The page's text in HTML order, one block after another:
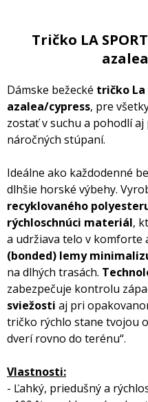
Tričko LA
Dámske bežecké tričko La
azalea/cypress, pre
zostať v suchu a pohodlí
náročných stúpaní.
Ideálne ako každodenné
dlhšie horské výbehy.
recyklovaného
rýchloschnúci materiál,
a udržiava telo v komforte
(bonded) lemy
na dlhých trasách.
zabezpečuje kontrolu
sviežosti aj pri
tričko rýchlo stane tvojou
dverí rovno do terénu“.
Vlastnosti:
- Ľahký, priedušný a